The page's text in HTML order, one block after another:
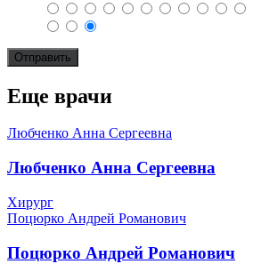
Еще врачи
Любченко Анна Сергеевна
Любченко Анна Сергеевна
Хирург
Поцюрко Андрей Романович
Поцюрко Андрей Романович